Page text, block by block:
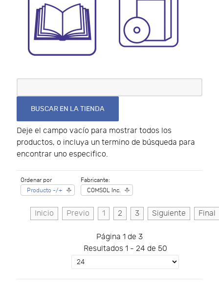
Deje el campo vacío para mostrar todos los
productos, o incluya un termino de búsqueda para
encontrar uno especifico.
Ordenar por
Producto -/+
Fabricante:
COMSOL Inc.
Inicio Previo 1 2 3 Siguiente Final
Página 1 de 3
Resultados 1 - 24 de 50